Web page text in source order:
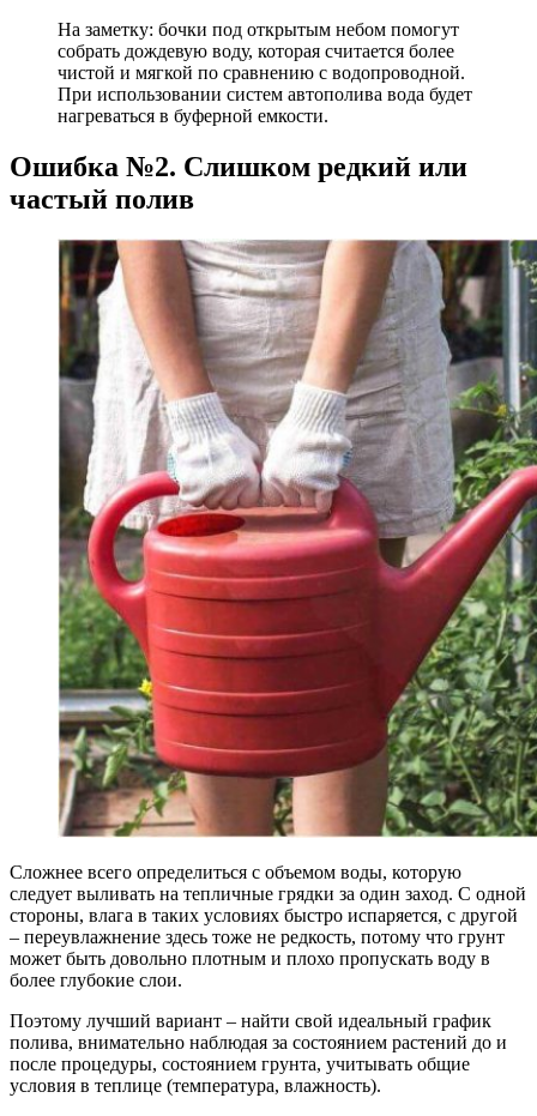
На заметку: бочки под открытым небом помогут
собрать дождевую воду, которая считается более
чистой и мягкой по сравнению с водопроводной.
При использовании систем автополива вода будет
нагреваться в буферной емкости.
Ошибка №2. Слишком редкий или
частый полив
Сложнее всего определиться с объемом воды, которую
следует выливать на тепличные грядки за один заход. С одной
стороны, влага в таких условиях быстро испаряется, с другой
– переувлажнение здесь тоже не редкость, потому что грунт
может быть довольно плотным и плохо пропускать воду в
более глубокие слои.
Поэтому лучший вариант – найти свой идеальный график
полива, внимательно наблюдая за состоянием растений до и
после процедуры, состоянием грунта, учитывать общие
условия в теплице (температура, влажность).